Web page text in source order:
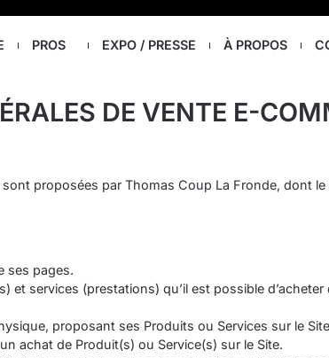
PROS EXPO / PRESSE À PROPOS
DE VENTE E-
proposées par Thomas Coup La Fronde, dont
ses pages.
et services (prestations) qu’il est possible
proposant ses Produits ou Services sur le
achat de Produit(s) ou Service(s) sur le Site.